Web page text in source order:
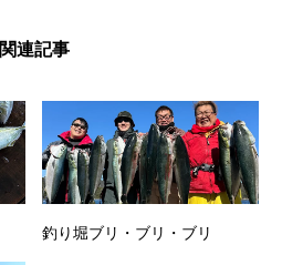
関連記事
釣り堀ブリ・ブリ・ブリ